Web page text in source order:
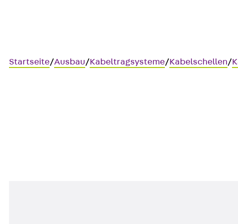
Startseite/Ausbau/Kabeltragsysteme/Kabelschellen/